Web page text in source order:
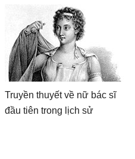
Truyền thuyết về nữ bác sĩ
đầu tiên trong lịch sử